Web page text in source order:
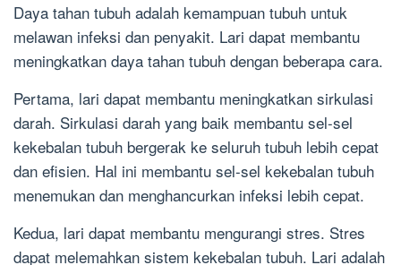
Daya tahan tubuh adalah kemampuan tubuh untuk
melawan infeksi dan penyakit. Lari dapat membantu
meningkatkan daya tahan tubuh dengan beberapa cara.
Pertama, lari dapat membantu meningkatkan sirkulasi
darah. Sirkulasi darah yang baik membantu sel-sel
kekebalan tubuh bergerak ke seluruh tubuh lebih cepat
dan efisien. Hal ini membantu sel-sel kekebalan tubuh
menemukan dan menghancurkan infeksi lebih cepat.
Kedua, lari dapat membantu mengurangi stres. Stres
dapat melemahkan sistem kekebalan tubuh. Lari adalah